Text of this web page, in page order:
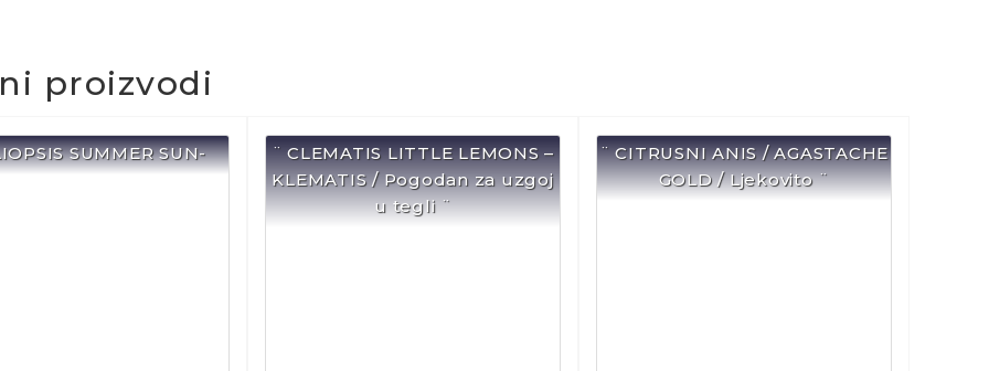
proizvodi
SUMMER SUN-
¨ CLEMATIS LITTLE LEMONS –
KLEMATIS / Pogodan za uzgoj
u tegli ¨
¨ CITRUSNI ANIS / AGASTACHE
GOLD / Ljekovito ¨